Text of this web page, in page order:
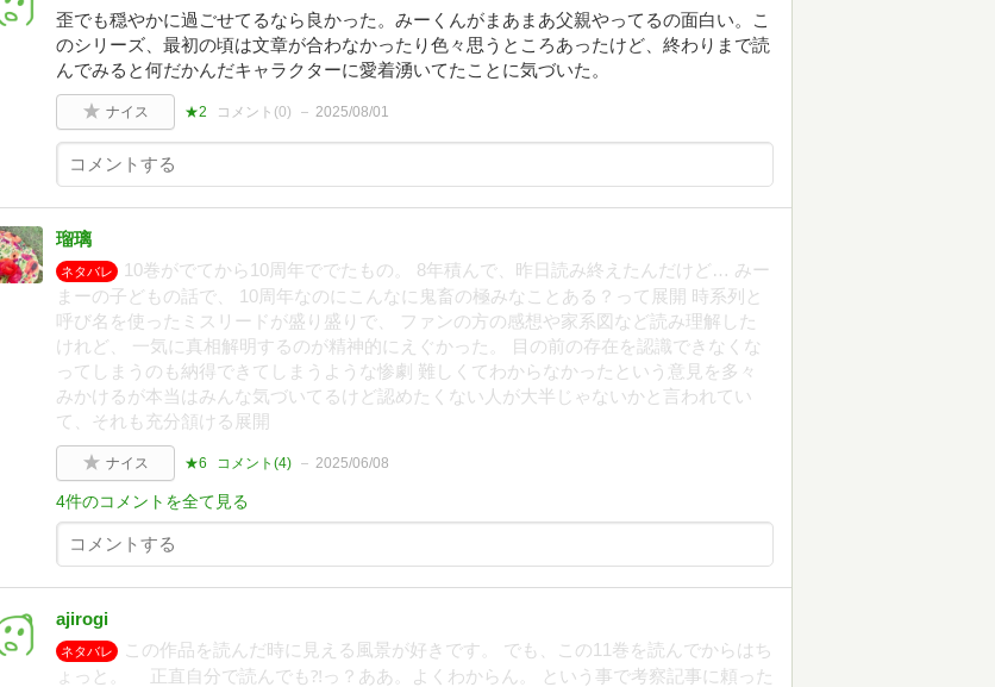
歪でも穏やかに過ごせてるなら良かった。みーくんがまあまあ父親やってるの面白い。こ
のシリーズ、最初の頃は文章が合わなかったり色々思うところあったけど、終わりまで読
んでみると何だかんだキャラクターに愛着湧いてたことに気づいた。
ナイス ★2 コメント(0) 2025/08/01
瑠璃
ネタバレ
10巻がでてから10周年ででたもの。 8年積んで、昨日読み終えたんだけど… みー
まーの子どもの話で、 10周年なのにこんなに鬼畜の極みなことある？って展開 時系列と
呼び名を使ったミスリードが盛り盛りで、 ファンの方の感想や家系図など読み理解した
けれど、 一気に真相解明するのが精神的にえぐかった。 目の前の存在を認識できなくな
ってしまうのも納得できてしまうような惨劇 難しくてわからなかったという意見を多々
みかけるが本当はみんな気づいてるけど認めたくない人が大半じゃないかと言われてい
て、それも充分頷ける展開
ナイス ★6 コメント(4) 2025/06/08
4件のコメントを全て見る
ajirogi
ネタバレ
この作品を読んだ時に見える風景が好きです。 でも、この11巻を読んでからはち
ょっと。 正直自分で読んでも⁈っ？ああ。よくわからん。 という事で考察記事に頼った